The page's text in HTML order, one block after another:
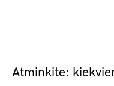
Atminkite: